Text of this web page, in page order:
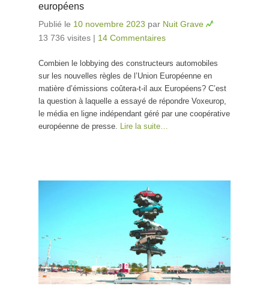
européens
Publié le 10 novembre 2023 par Nuit Grave
13 736 visites | 14 Commentaires
Combien le lobbying des constructeurs automobiles
sur les nouvelles règles de l’Union Européenne en
matière d’émissions coûtera-t-il aux Européens? C’est
la question à laquelle a essayé de répondre Voxeurop,
le média en ligne indépendant géré par une coopérative
européenne de presse.
Lire la suite…